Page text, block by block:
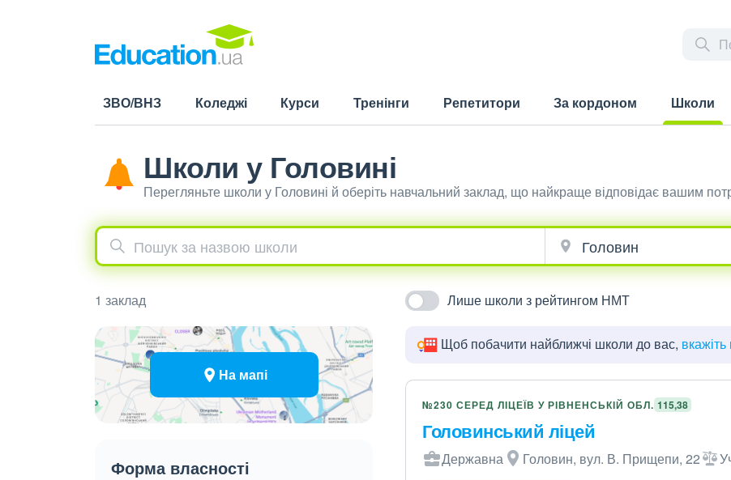
ЗВО/ВНЗ Коледжі Курси Тренінги Репетитори За кордоном
Школи
Школи у Головині
Перегляньте школи у Головині й оберіть навчальний заклад, що найкраще відповідає вашим
1 заклад Лише школи з рейтингом НМТ
На мапі
Форма власності
Щоб побачити найближчі школи до вас,
№230 СЕРЕД ЛІЦЕЇВ У РІВНЕНСЬКІЙ ОБЛ. 115,38
Головинський ліцей
Державна Головин, вул. В. Прищепи, 22